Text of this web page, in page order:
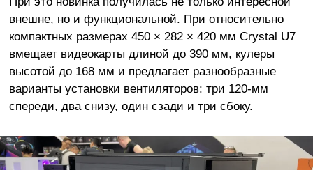
внешне, но и функциональной. При относительно
компактных размерах 450 × 282 × 420 мм Crystal U7
вмещает видеокарты длиной до 390 мм, кулеры
высотой до 168 мм и предлагает разнообразные
варианты установки вентиляторов: три 120-мм
спереди, два снизу, один сзади и три сбоку.